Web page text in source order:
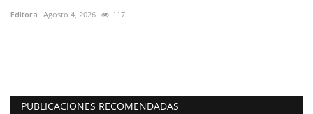
Editora Agosto 4, 2026 117
PUBLICACIONES RECOMENDADAS